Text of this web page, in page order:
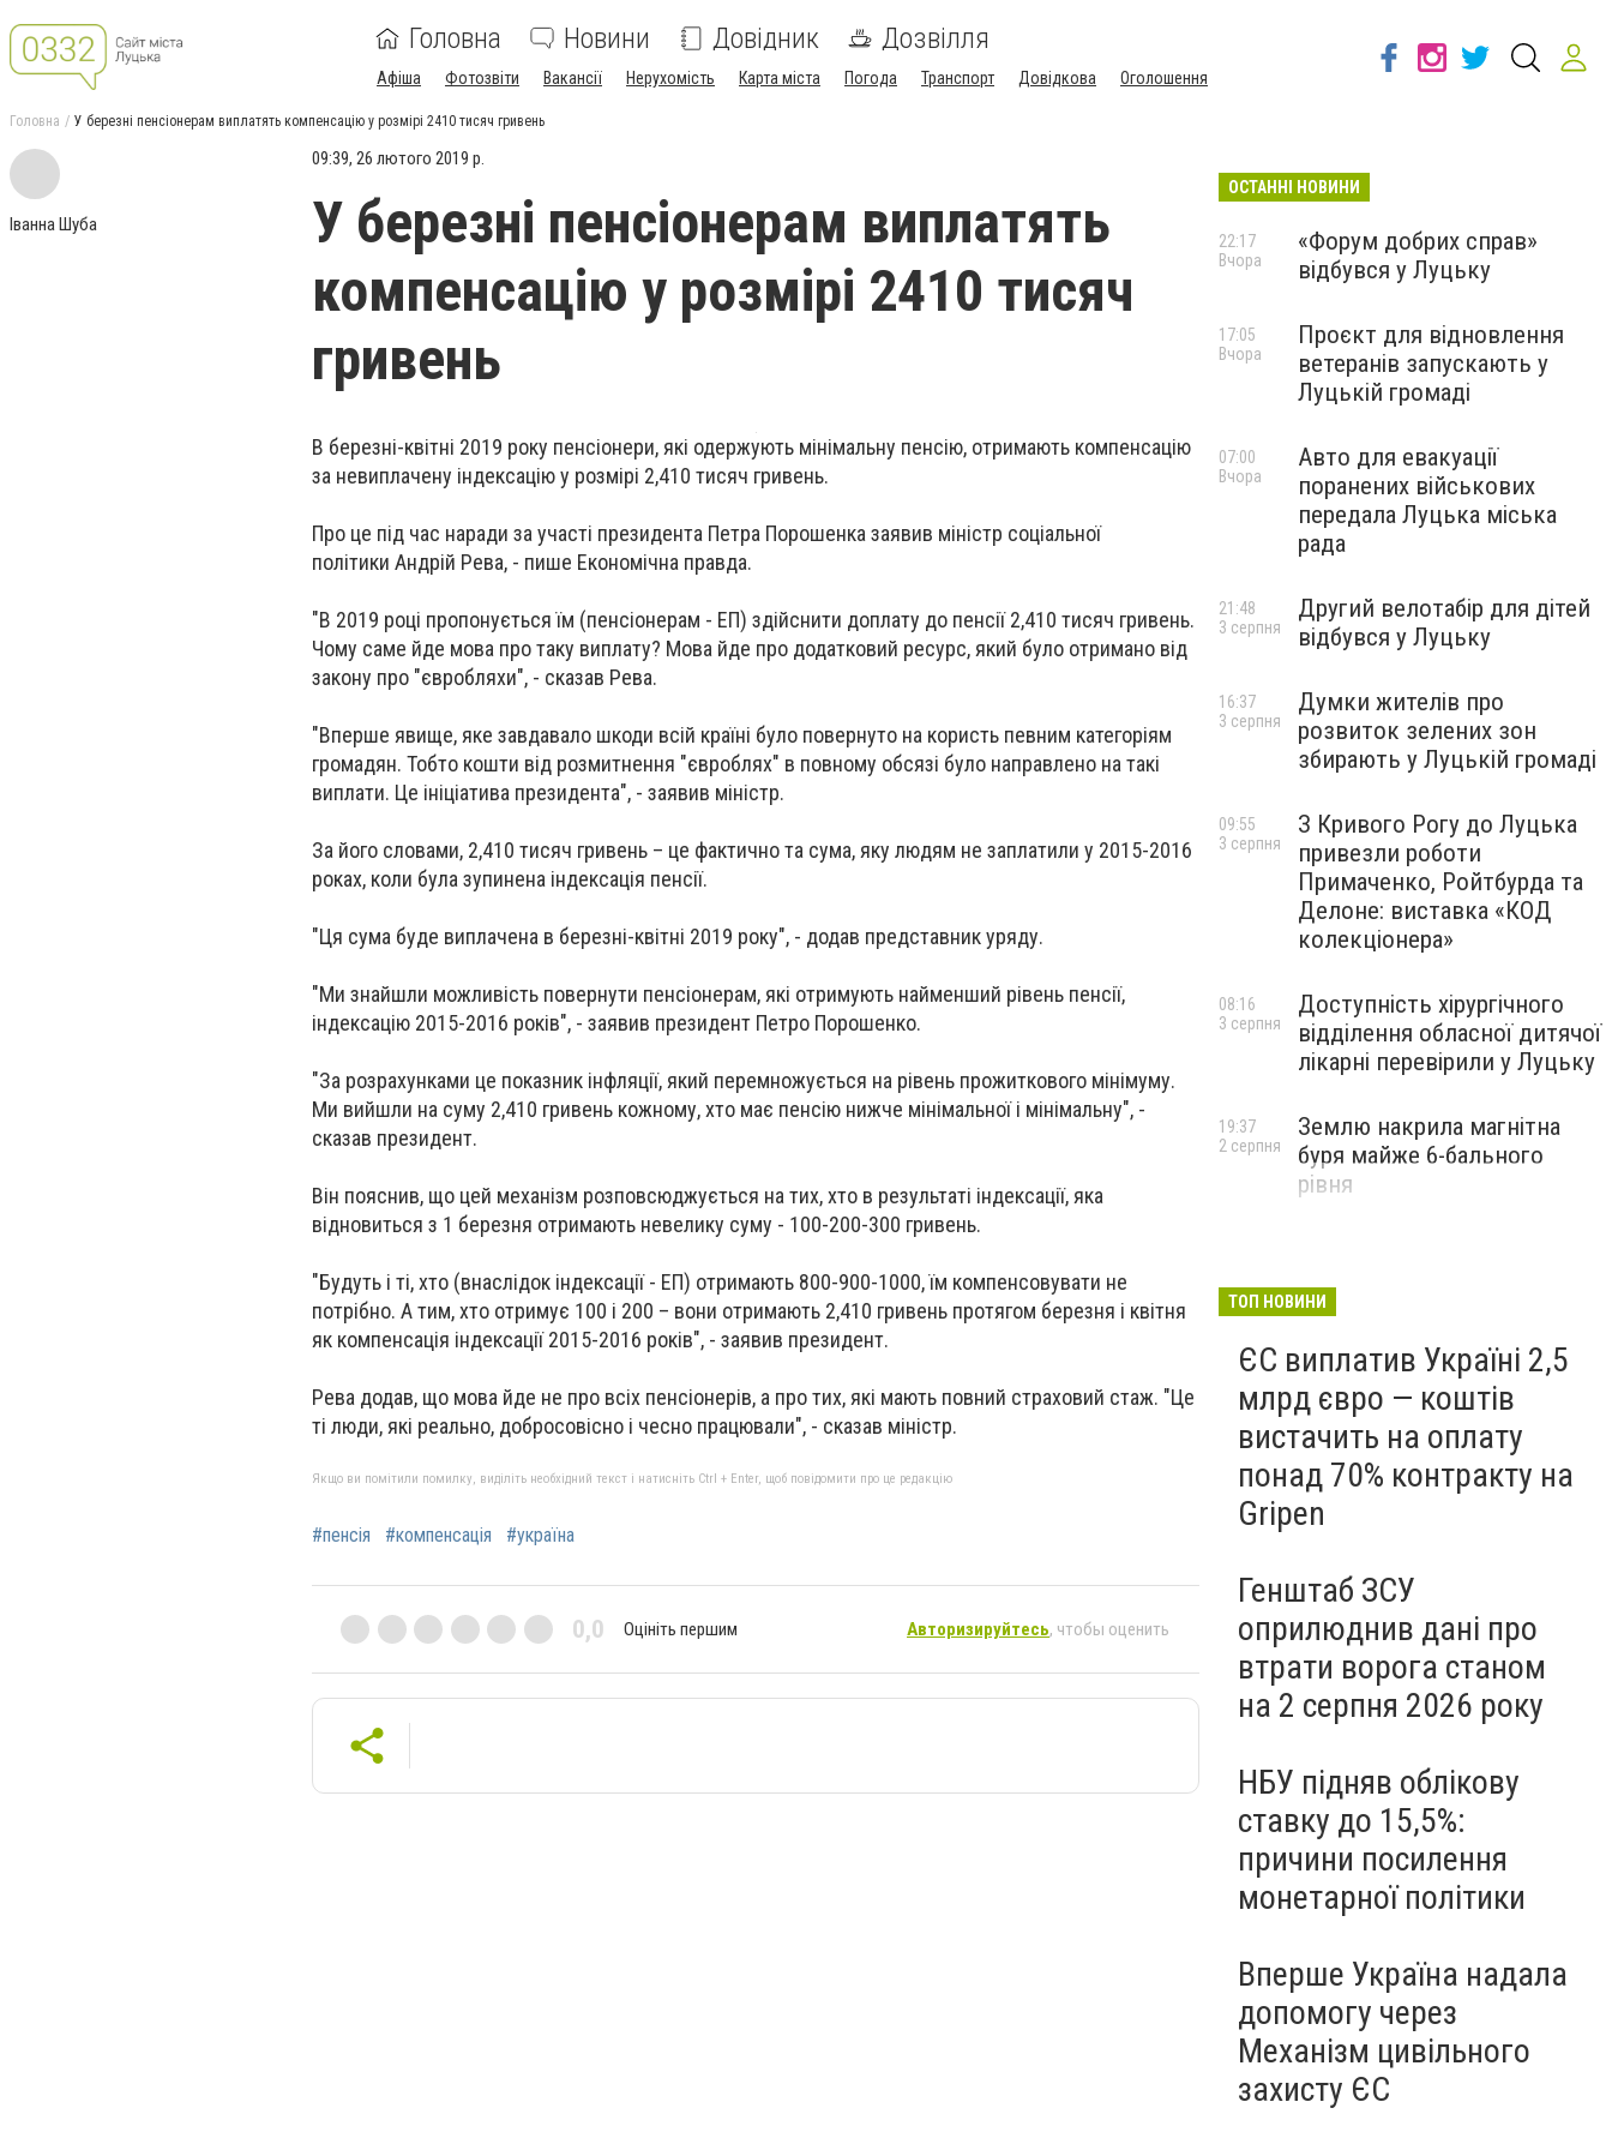
Головна Новини Довідник Дозвілля
Афіша Фотозвіти Вакансії Нерухомість Карта міста Погода Транспорт Довідкова Оголошення
Головна У березні пенсіонерам виплатять компенсацію у розмірі 2410 тисяч гривень
Іванна Шуба
09:39, 26 лютого 2019 р.
У березні пенсіонерам виплатять
компенсацію у розмірі 2410 тисяч
гривень
В березні-квітні 2019 року пенсіонери, які одержують мінімальну пенсію, отримають компенсацію
за невиплачену індексацію у розмірі 2,410 тисяч гривень.
Про це під час наради за участі президента Петра Порошенка заявив міністр соціальної
політики Андрій Рева, - пише Економічна правда.
"В 2019 році пропонується їм (пенсіонерам - ЕП) здійснити доплату до пенсії 2,410 тисяч гривень.
Чому саме йде мова про таку виплату? Мова йде про додатковий ресурс, який було отримано від
закону про "євробляхи", - сказав Рева.
"Вперше явище, яке завдавало шкоди всій країні було повернуто на користь певним категоріям
громадян. Тобто кошти від розмитнення "євроблях" в повному обсязі було направлено на такі
виплати. Це ініціатива президента", - заявив міністр.
За його словами, 2,410 тисяч гривень – це фактично та сума, яку людям не заплатили у 2015-2016
роках, коли була зупинена індексація пенсії.
"Ця сума буде виплачена в березні-квітні 2019 року", - додав представник уряду.
"Ми знайшли можливість повернути пенсіонерам, які отримують найменший рівень пенсії,
індексацію 2015-2016 років", - заявив президент Петро Порошенко.
"За розрахунками це показник інфляції, який перемножується на рівень прожиткового мінімуму.
Ми вийшли на суму 2,410 гривень кожному, хто має пенсію нижче мінімальної і мінімальну", -
сказав президент.
Він пояснив, що цей механізм розповсюджується на тих, хто в результаті індексації, яка
відновиться з 1 березня отримають невелику суму - 100-200-300 гривень.
"Будуть і ті, хто (внаслідок індексації - ЕП) отримають 800-900-1000, їм компенсовувати не
потрібно. А тим, хто отримує 100 і 200 – вони отримають 2,410 гривень протягом березня і квітня
як компенсація індексації 2015-2016 років", - заявив президент.
Рева додав, що мова йде не про всіх пенсіонерів, а про тих, які мають повний страховий стаж. "Це
ті люди, які реально, добросовісно і чесно працювали", - сказав міністр.
Якщо ви помітили помилку, виділіть необхідний текст і натисніть Ctrl + Enter, щоб повідомити про це редакцію
#пенсія #компенсація #україна
0,0 Оцініть першим Авторизируйтесь, чтобы оценить
ОСТАННІ НОВИНИ
«Форум добрих справ»
відбувся у Луцьку
22:17
Вчора
Проєкт для відновлення
ветеранів запускають у
Луцькій громаді
17:05
Вчора
Авто для евакуації
поранених військових
передала Луцька міська
рада
07:00
Вчора
Другий велотабір для дітей
відбувся у Луцьку
21:48
3 серпня
Думки жителів про
розвиток зелених зон
збирають у Луцькій громаді
16:37
3 серпня
З Кривого Рогу до Луцька
привезли роботи
Примаченко, Ройтбурда та
Делоне: виставка «КОД
колекціонера»
09:55
3 серпня
Доступність хірургічного
відділення обласної дитячої
лікарні перевірили у Луцьку
08:16
3 серпня
Землю накрила магнітна
буря майже 6-бального
рівня
19:37
2 серпня
ТОП НОВИНИ
ЄС виплатив Україні 2,5
млрд євро — коштів
вистачить на оплату
понад 70% контракту на
Gripen
Генштаб ЗСУ
оприлюднив дані про
втрати ворога станом
на 2 серпня 2026 року
НБУ підняв облікову
ставку до 15,5%:
причини посилення
монетарної політики
Вперше Україна надала
допомогу через
Механізм цивільного
захисту ЄС